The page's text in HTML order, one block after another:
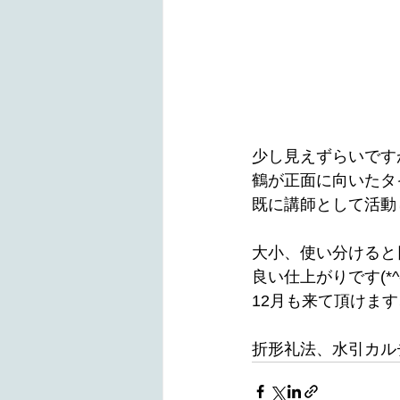
少し見えずらいで
鶴が正面に向いた
既に講師として活
大小、使い分ける
良い仕上がりです
12月も来て頂けま
折形礼法、水引カ